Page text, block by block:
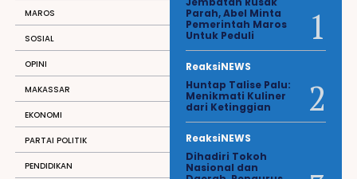
MAROS
SOSIAL
OPINI
MAKASSAR
EKONOMI
PARTAI POLITIK
PENDIDIKAN
Parah, Abel Minta
Pemerintah Maros
Untuk Peduli
ReaksiNEWS
Huntap Talise Palu:
Menikmati Kuliner
dari Ketinggian
ReaksiNEWS
Dihadiri Tokoh
Nasional dan